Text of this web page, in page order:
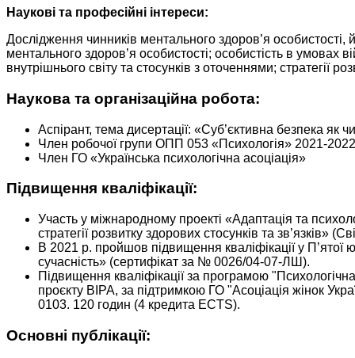
Наукові та професійні інтереси:
Дослідження чинників ментального здоров’я
ментального здоров’я особистості; особистість в умовах
внутрішнього світу та стосунків з оточеннями; стратегії
Наукова та організаційна робота:
Аспірант, тема дисертації: «Суб’єктивна безпека як
Член робочої групи ОПП 053 «Психологія» 2021-
Член ГО «Українська психологічна асоціація»
Підвищення кваліфікації:
Участь у міжнародному проекті «Адаптація та
стратегії розвитку здорових стосунків та зв’язків»
В 2021 р. пройшов підвищення кваліфікації у П’ятої
сучасність» (сертифікат за № 0026/04-07-ЛШ).
Підвищення кваліфікації за програмою
проєкту ВІРА, за підтримкою ГО "Асоціація жінок
0103. 120 годин (4 кредита ECTS).
Основні публікації: